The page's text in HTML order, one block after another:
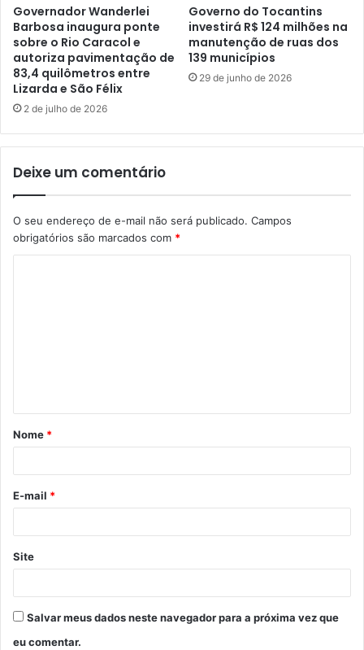
Governador Wanderlei
Barbosa inaugura ponte
sobre o Rio Caracol e
autoriza pavimentação de
83,4 quilômetros entre
Lizarda e São Félix
2 de julho de 2026
Governo do Tocantins
investirá R$ 124 milhões na
manutenção de ruas dos
139 municípios
29 de junho de 2026
Deixe um comentário
O seu endereço de e-mail não será publicado. Campos
obrigatórios são marcados com *
á
r
*
Nome *
E-mail *
Site
Salvar meus dados neste navegador para a próxima vez que
eu comentar.